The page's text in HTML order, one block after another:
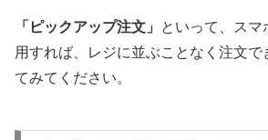
「ピックアップ注文」
といって、スマ
用すれば、レジに並ぶことなく注文で
てみてください。